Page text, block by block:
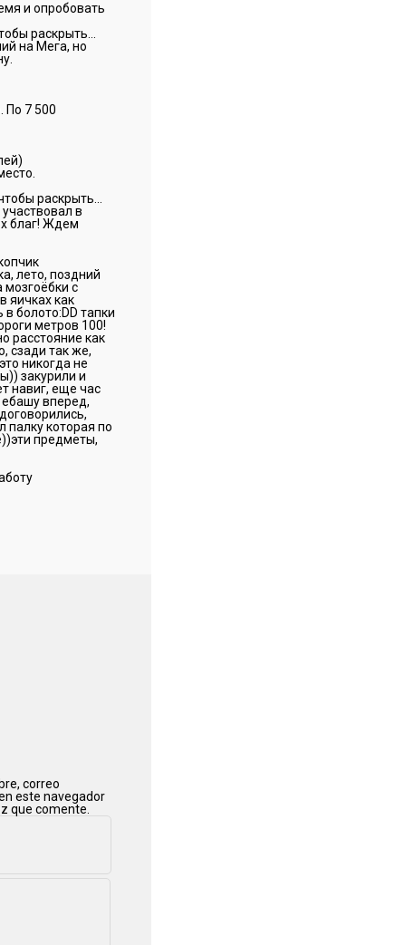
и опробовать
раскрыть…
на Мега, но
По 7 500
раскрыть…
в
благ! Ждем
лето, поздний
мозгоёбки с
яичках как
болото:DD тапки
метров 100!
расстояние как
сзади так же,
никогда не
закурили и
навиг, еще час
ебашу вперед,
палку которая по
предметы,
correo
este navegador
que comente.